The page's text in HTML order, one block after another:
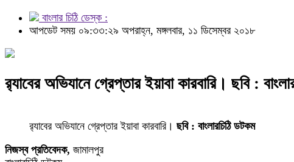
বাংলার চিঠি ডেস্ক :
আপডেট সময় ০৯:৩৩:২৯ অপরাহ্ন, মঙ্গলবার, ১১ ডিসেম্বর ২০১৮
র‌্যাবের অভিযানে গ্রেপ্তার ইয়াবা কারবারি। ছবি :
র‌্যাবের অভিযানে গ্রেপ্তার ইয়াবা কারবারি। ছবি : বাংলারচিঠি ডটকম
নিজস্ব প্রতিবেদক, জামালপুর